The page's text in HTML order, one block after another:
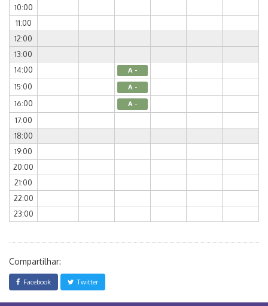
10:00
11:00
12:00
13:00
14:00
A -
15:00 A -
16:00 A -
17:00
18:00
19:00
20:00
21:00
22:00
23:00
Compartilhar:
Facebook Twitter